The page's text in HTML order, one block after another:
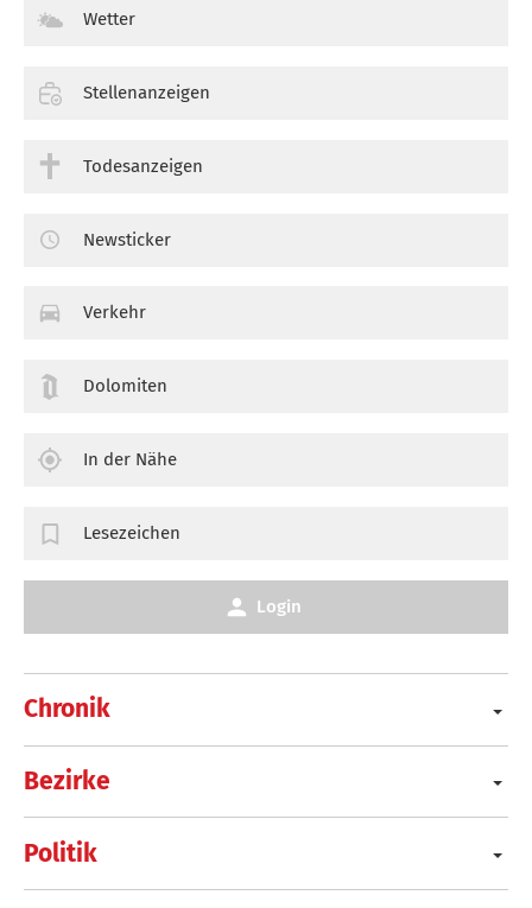
Chronik
Bezirke
Politik
Wetter
Stellenanzeigen
Todesanzeigen
Newsticker
Verkehr
Dolomiten
In der Nähe
Lesezeichen
Login